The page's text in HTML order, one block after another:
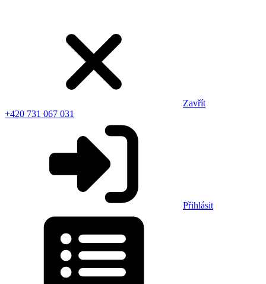
Zavřít
+420 731 067 031
Přihlásit